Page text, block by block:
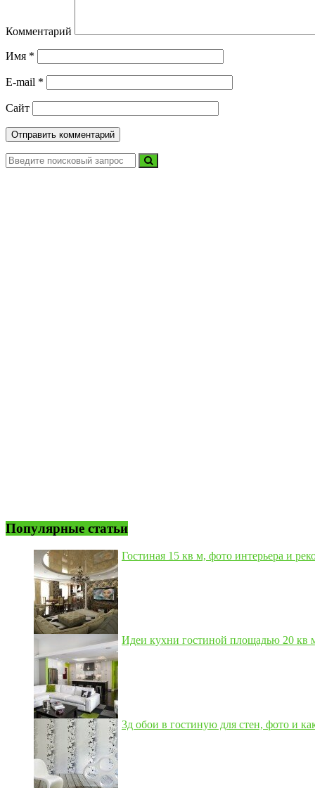
Комментарий
Имя *
E-mail *
Сайт
Популярные статьи
Гостиная 15 кв м, фото интерьера и
Идеи кухни гостиной площадью 20 кв
3д обои в гостиную для стен, фото и